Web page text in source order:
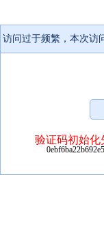
访问过于频繁，本次访
验证码初始化